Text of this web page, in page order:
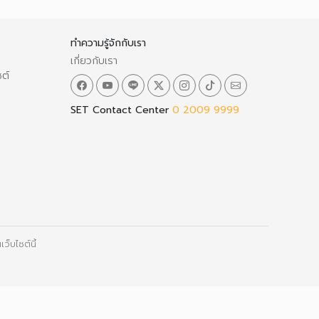
ต์
ทำความรู้จักกับเรา
เกี่ยวกับเรา
SET Contact Center 0 2009 9999
ว็บไซต์นี้